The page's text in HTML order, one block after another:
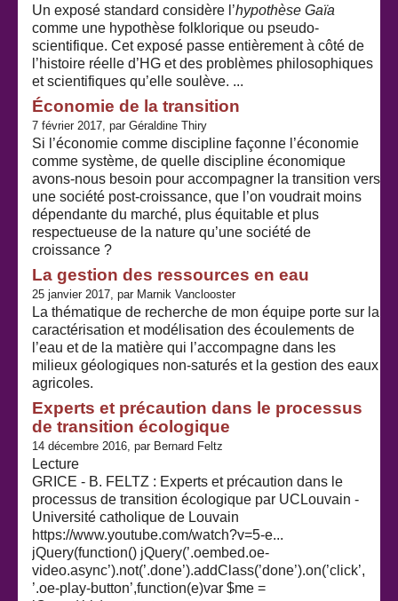
Un exposé standard considère l’hypothèse Gaïa
comme une hypothèse folklorique ou pseudo-
scientifique. Cet exposé passe entièrement à côté de
l’histoire réelle d’HG et des problèmes philosophiques
et scientifiques qu’elle soulève. ...
Économie de la transition
7 février 2017, par Géraldine Thiry
Si l’économie comme discipline façonne l’économie
comme système, de quelle discipline économique
avons-nous besoin pour accompagner la transition vers
une société post-croissance, que l’on voudrait moins
dépendante du marché, plus équitable et plus
respectueuse de la nature qu’une société de
croissance ?
La gestion des ressources en eau
25 janvier 2017, par Marnik Vanclooster
La thématique de recherche de mon équipe porte sur la
caractérisation et modélisation des écoulements de
l’eau et de la matière qui l’accompagne dans les
milieux géologiques non-saturés et la gestion des eaux
agricoles.
Experts et précaution dans le processus
de transition écologique
14 décembre 2016, par Bernard Feltz
Lecture
GRICE - B. FELTZ : Experts et précaution dans le
processus de transition écologique par UCLouvain -
Université catholique de Louvain
https://www.youtube.com/watch?v=5-e...
jQuery(function() jQuery(’.oembed.oe-
video.async’).not(’.done’).addClass(’done’).on(’click’,
’.oe-play-button’,function(e)var $me =